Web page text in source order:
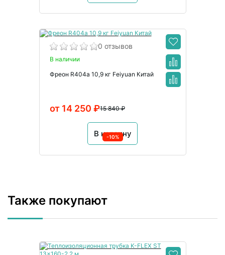
0 отзывов
В наличии
Фреон R404a 10,9 кг Feiyuan Китай
15 840 ₽
от 14 250 ₽
В корзину
-10%
Также покупают